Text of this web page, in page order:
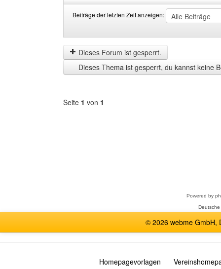
Beiträge der letzten Zeit anzeigen:
der
letzten
Zeit
anzeigen
by
Dieses Forum ist gesperrt.
Dieses Thema ist gesperrt, du kannst keine
Seite 1 von 1
Powered by
© 2026 webme GmbH,
Homepagevorlagen